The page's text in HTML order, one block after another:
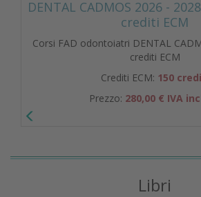
DENTAL CADMOS 2026 -
crediti ECM
Corsi FAD odontoiatri DENTAL
crediti ECM
Crediti ECM: 150
Prezzo: 280,00 € IVA
Libri